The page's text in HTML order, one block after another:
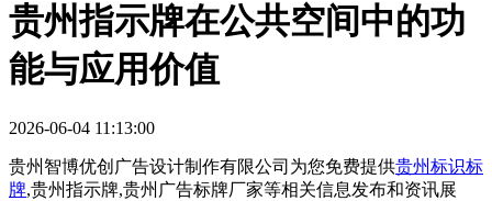
贵州指示牌在公共空间中的功
能与应用价值
2026-06-04 11:13:00
贵州智博优创广告设计制作有限公司为您免费提供贵州标识标
牌,贵州指示牌,贵州广告标牌厂家等相关信息发布和资讯展